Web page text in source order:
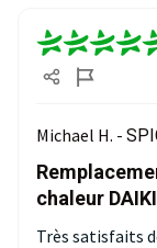
Michael H. -
chaleur
Très satisfaits